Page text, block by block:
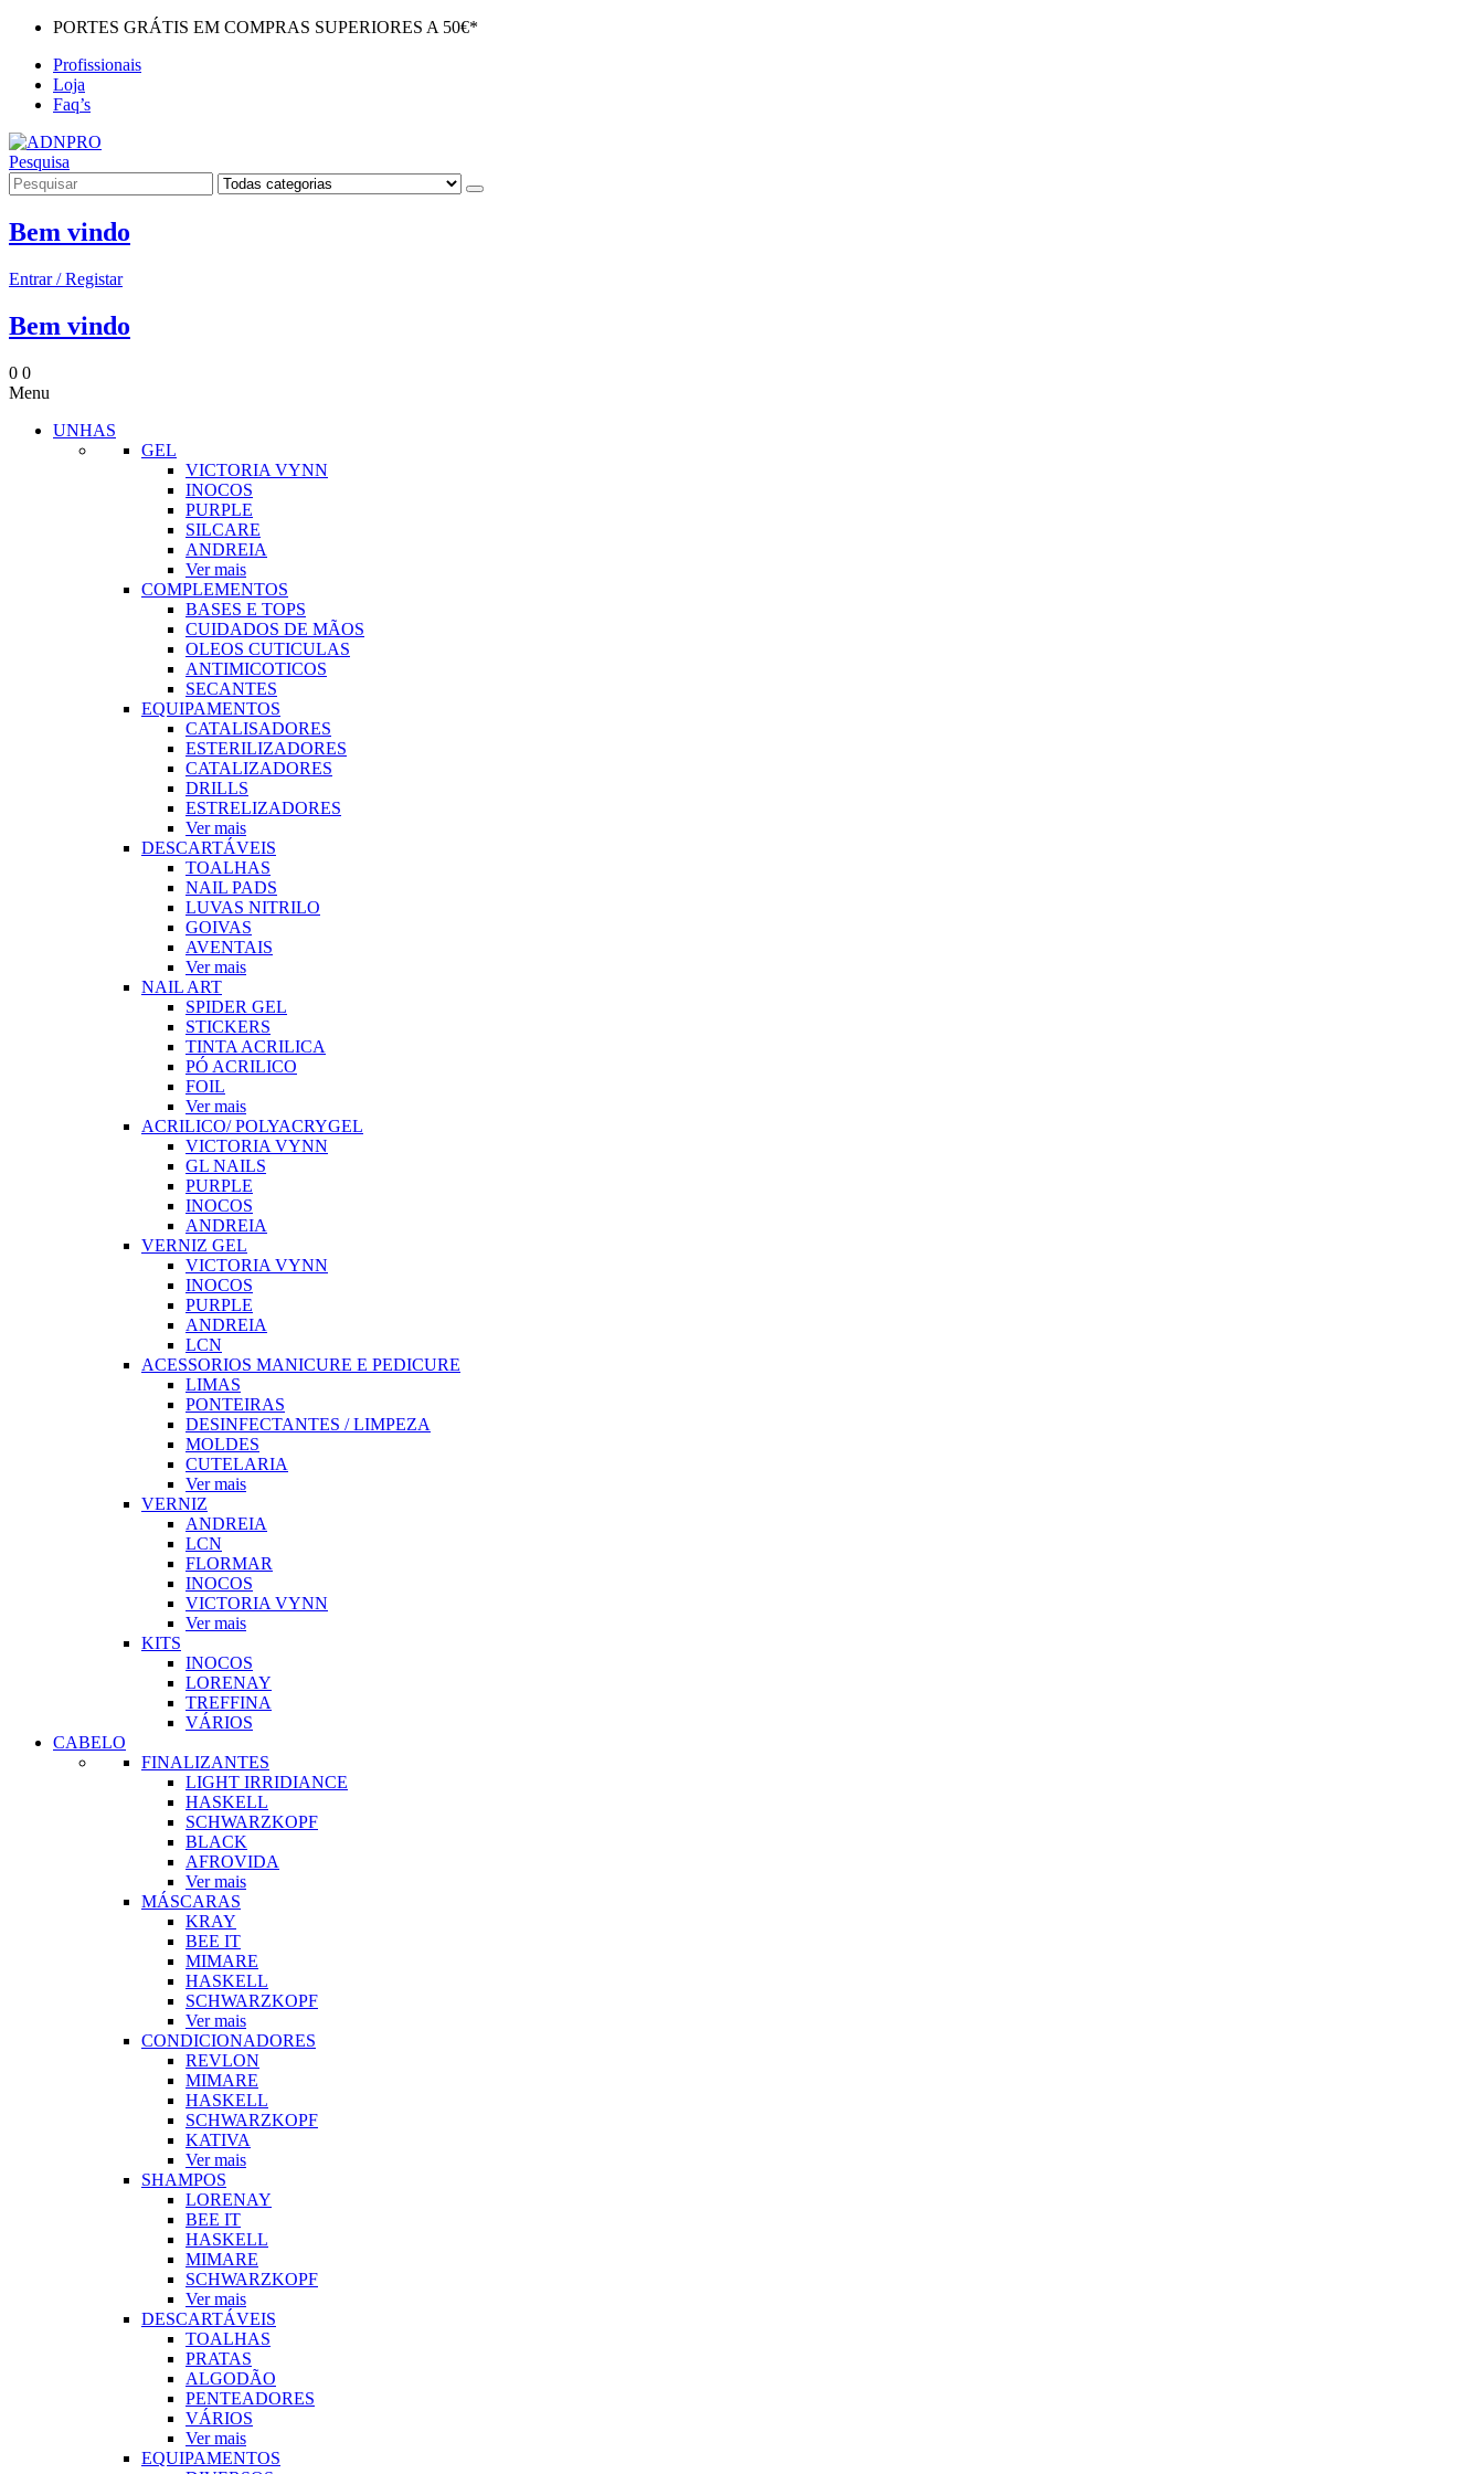
PORTES GRÁTIS EM COMPRAS SUPERIORES A 50€*
Profissionais
Loja
Faq’s
Pesquisa
Bem vindo
Entrar / Registar
Bem vindo
0 0
Menu
UNHAS
GEL
VICTORIA VYNN
INOCOS
PURPLE
SILCARE
ANDREIA
Ver mais
COMPLEMENTOS
BASES E TOPS
CUIDADOS DE MÃOS
OLEOS CUTICULAS
ANTIMICOTICOS
SECANTES
EQUIPAMENTOS
CATALISADORES
ESTERILIZADORES
CATALIZADORES
DRILLS
ESTRELIZADORES
Ver mais
DESCARTÁVEIS
TOALHAS
NAIL PADS
LUVAS NITRILO
GOIVAS
AVENTAIS
Ver mais
NAIL ART
SPIDER GEL
STICKERS
TINTA ACRILICA
PÓ ACRILICO
FOIL
Ver mais
ACRILICO/ POLYACRYGEL
VICTORIA VYNN
GL NAILS
PURPLE
INOCOS
ANDREIA
VERNIZ GEL
VICTORIA VYNN
INOCOS
PURPLE
ANDREIA
LCN
ACESSORIOS MANICURE E PEDICURE
LIMAS
PONTEIRAS
DESINFECTANTES / LIMPEZA
MOLDES
CUTELARIA
Ver mais
VERNIZ
ANDREIA
LCN
FLORMAR
INOCOS
VICTORIA VYNN
Ver mais
KITS
INOCOS
LORENAY
TREFFINA
VÁRIOS
CABELO
FINALIZANTES
LIGHT IRRIDIANCE
HASKELL
SCHWARZKOPF
BLACK
AFROVIDA
Ver mais
MÁSCARAS
KRAY
BEE IT
MIMARE
HASKELL
SCHWARZKOPF
Ver mais
CONDICIONADORES
REVLON
MIMARE
HASKELL
SCHWARZKOPF
KATIVA
Ver mais
SHAMPOS
LORENAY
BEE IT
HASKELL
MIMARE
SCHWARZKOPF
Ver mais
DESCARTÁVEIS
TOALHAS
PRATAS
ALGODÃO
PENTEADORES
VÁRIOS
Ver mais
EQUIPAMENTOS